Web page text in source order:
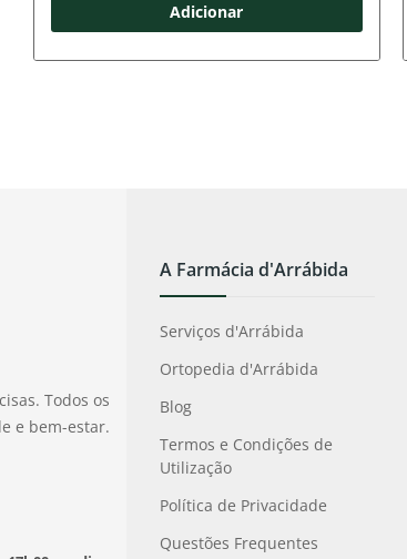
Adicionar
Todos os
e bem-estar.
A Farmácia d'Arrábida
Serviços d'Arrábida
Ortopedia d'Arrábida
Blog
Termos e Condições de
Utilização
Política de Privacidade
Questões Frequentes